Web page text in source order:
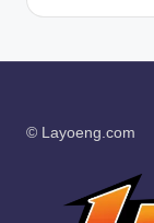
© Layoeng.com